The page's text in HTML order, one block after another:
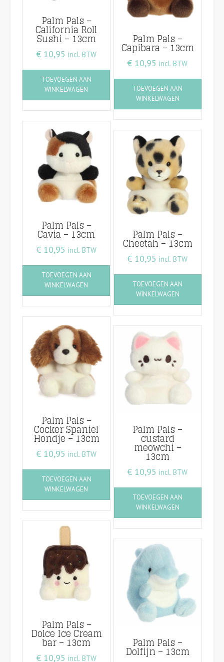
Palm Pals –
California Roll
Sushi – 13cm
€10,95 incl. BTW
TOEVOEGEN AAN
WINKELWAGEN
Palm Pals –
Capibara – 13cm
€ 10,95 incl. BTW
TOEVOEGEN AAN
WINKELWAGEN
Palm Pals –
Cavia – 13cm
€10,95 incl. BTW
TOEVOEGEN AAN
WINKELWAGEN
Palm Pals –
Cheetah – 13cm
€ 10,95 incl. BTW
TOEVOEGEN AAN
WINKELWAGEN
Palm Pals –
Cocker Spaniel
Hondje – 13cm
€10,95 incl. BTW
TOEVOEGEN AAN
WINKELWAGEN
Palm Pals –
custard
meowchi –
13cm
€ 10,95 incl. BTW
TOEVOEGEN AAN
WINKELWAGEN
Palm Pals –
Dolce Ice Cream
bar – 13cm
€10,95 incl. BTW
Palm Pals –
Dolfijn – 13cm